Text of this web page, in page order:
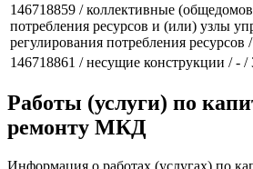
146718859 / коллективные
потребления ресурсов и (или) узлы
регулирования потребления ресурсов
146718861 / несущие конструкции / - /
Работы (услуги) по
ремонту МКД